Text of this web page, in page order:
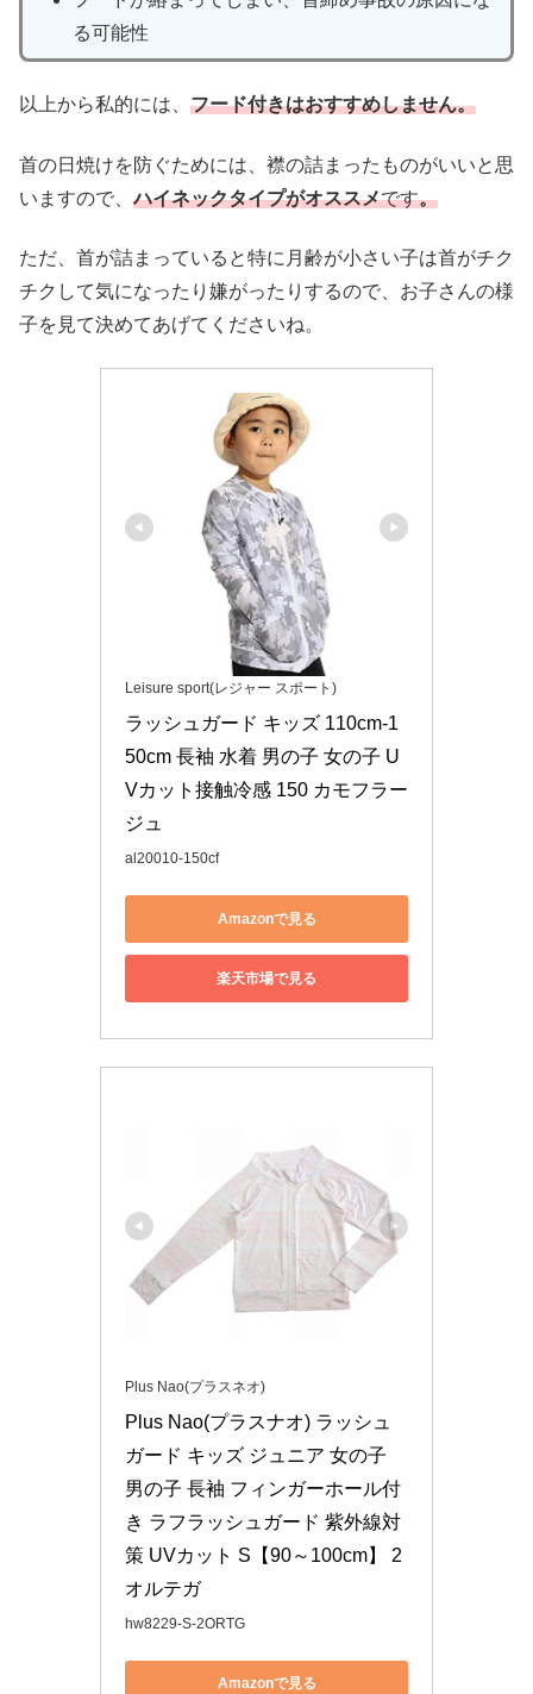
る可能性
以上から私的には、 フード付きはおすすめしません。
首の日焼けを防ぐためには、襟の詰まったものがいいと思
いますので、ハイネックタイプがオススメです。
ただ、首が詰まっていると特に月齢が小さい子は首がチク
チクして気になったり嫌がったりするので、お子さんの様
子を見て決めてあげてくださいね。
Leisure sport(レジャー スポート)
ラッシュガード キッズ 110cm-1
50cm 長袖 水着 男の子 女の子 U
Vカット接触冷感 150 カモフラー
ジュ
al20010-150cf
Amazonで見る
楽天市場で見る
Plus Nao(プラスネオ)
Plus Nao(プラスナオ) ラッシュ
ガード キッズ ジュニア 女の子
男の子 長袖 フィンガーホール付
き ラフラッシュガード 紫外線対
策 UVカット S【90～100cm】 2
オルテガ
hw8229-S-2ORTG
Amazonで見る